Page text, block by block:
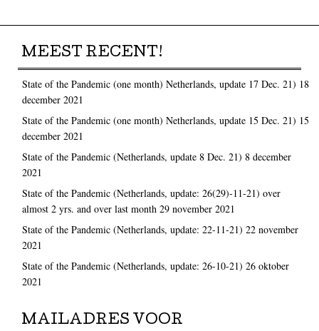
MEEST RECENT!
State of the Pandemic (one month) Netherlands, update 17 Dec. 21) 18
december 2021
State of the Pandemic (one month) Netherlands, update 15 Dec. 21) 15
december 2021
State of the Pandemic (Netherlands, update 8 Dec. 21) 8 december
2021
State of the Pandemic (Netherlands, update: 26(29)-11-21) over
almost 2 yrs. and over last month 29 november 2021
State of the Pandemic (Netherlands, update: 22-11-21) 22 november
2021
State of the Pandemic (Netherlands, update: 26-10-21) 26 oktober
2021
MAILADRES VOOR